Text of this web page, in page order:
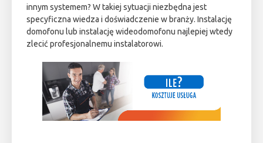
innym systemem? W takiej sytuacji niezbędna jest
specyficzna wiedza i doświadczenie w branży. Instalację
domofonu lub instalację wideodomofonu najlepiej wtedy
zlecić profesjonalnemu instalatorowi.